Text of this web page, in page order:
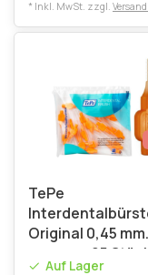
* Inkl. MwSt. zzgl.
TePe
Original 0,45 mm
orange - 25 Stück
Auf Lager